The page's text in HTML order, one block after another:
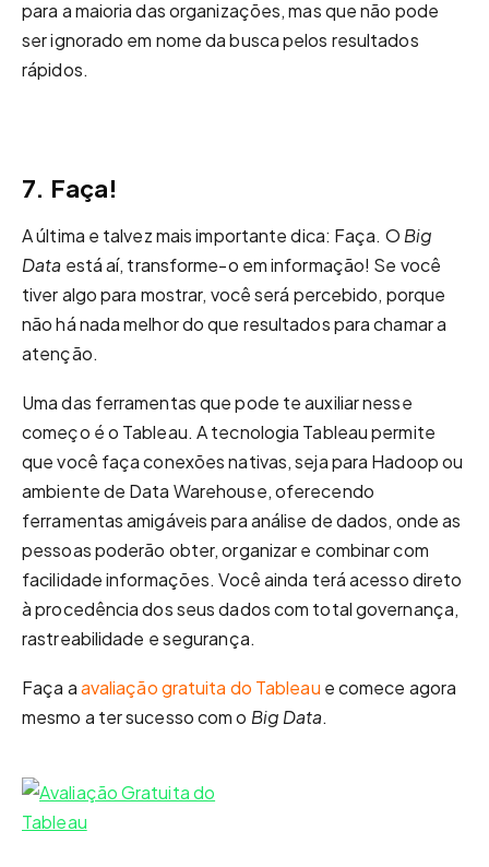
para a maioria das organizações, mas que não pode
ser ignorado em nome da busca pelos resultados
rápidos.
7. Faça!
A última e talvez mais importante dica: Faça. O Big
Data está aí, transforme-o em informação! Se você
tiver algo para mostrar, você será percebido, porque
não há nada melhor do que resultados para chamar a
atenção.
Uma das ferramentas que pode te auxiliar nesse
começo é o Tableau. A tecnologia Tableau permite
que você faça conexões nativas, seja para Hadoop ou
ambiente de Data Warehouse, oferecendo
ferramentas amigáveis para análise de dados, onde as
pessoas poderão obter, organizar e combinar com
facilidade informações. Você ainda terá acesso direto
à procedência dos seus dados com total governança,
rastreabilidade e segurança.
Faça aavaliação gratuita do Tableau e comece agora
mesmo a ter sucesso com o Big Data.